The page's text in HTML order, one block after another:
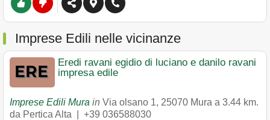
Imprese Edili nelle vicinanze
Eredi ravani egidio di luciano e danilo ravani
impresa edile
Imprese Edili Mura in Via olsano 1, 25070 Mura a 3.44 km.
da Pertica Alta | +39 036588030